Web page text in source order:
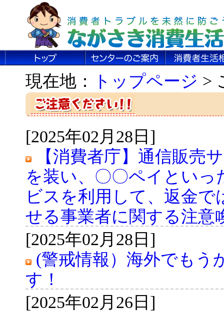
現在地： トップページ >
[2025年02月28日]
【消費者庁】通信販売
を装い、〇〇ペイといっ
ビスを利用して、返金で
せる事業者に関する注意
[2025年02月28日]
(警戒情報）海外でもう
す！
[2025年02月26日]